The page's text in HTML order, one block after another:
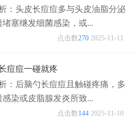
头皮长痘痘多与头皮油脂分泌
塞继发细菌感染，或...
点击数270 2025-11-11
痘痘一碰就疼
后脑勺长痘痘且触碰疼痛，多
染或皮脂腺发炎所致...
点击数144 2025-11-10